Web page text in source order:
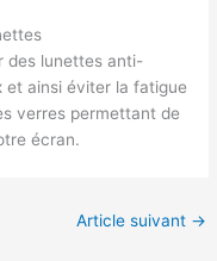
des lunettes anti-
et ainsi éviter la fatigue
verres permettant de
écran.
Article suivant →